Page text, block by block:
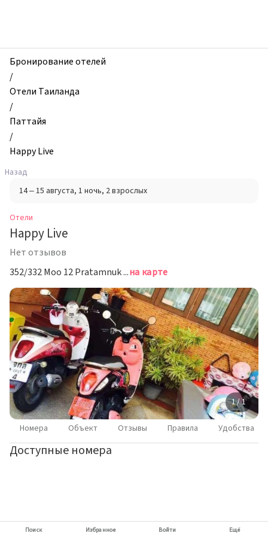
Happy
Live,
Паттайя,
Таиланд
Бронирование отелей
/
Отели Таиланда
/
Паттайя
/
Happy Live
Назад
14 – 15 августа, 1 ночь, 2 взрослых
Отели
Happy Live
Нет отзывов
352/332 Moo 12 Pratamnuk Rd. Soi 5, Nongprue, Banglamung, Chonburi, Паттайяна карте
1 / 1
Номера Объект Отзывы Правила Удобства
Доступные номера
Поиск Избранное Войти Ещё